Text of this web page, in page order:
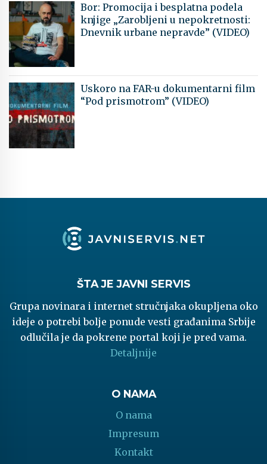
Bor: Promocija i besplatna podela
knjige „Zarobljeni u nepokretnosti:
Dnevnik urbane nepravde” (VIDEO)
Uskoro na FAR-u dokumentarni film
“Pod prismotrom” (VIDEO)
ŠTA JE JAVNI SERVIS
Grupa novinara i internet stručnjaka okupljena oko
ideje o potrebi bolje ponude vesti građanima Srbije
odlučila je da pokrene portal koji je pred vama.
Detaljnije
O NAMA
O nama
Impresum
Kontakt